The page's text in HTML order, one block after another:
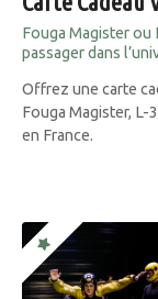
Fouga Magister
passager dans
Offrez une carte
Fouga Magister,
en France.